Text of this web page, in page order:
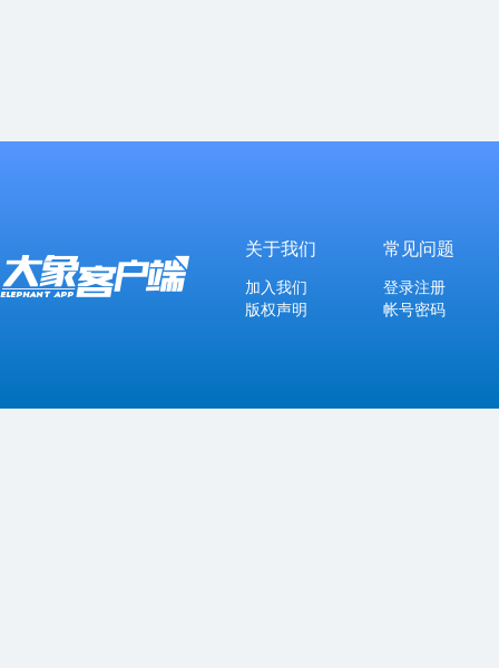
关于我们
加入我们
版权声明
常见问题
登录注册
帐号密码